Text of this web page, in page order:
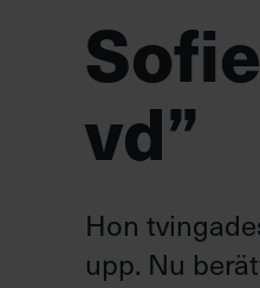
vd”
Hon
upp. Nu